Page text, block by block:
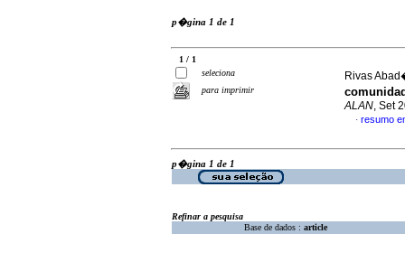
p�gina 1 de 1
1 / 1
seleciona
para imprimir
Rivas
ALAN, Set
· resumo
p�gina 1 de 1
Refinar a pesquisa
Base de dados : article